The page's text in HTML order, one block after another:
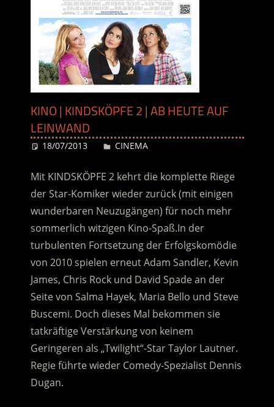
KINO | KINDSKÖPFE 2 | AB HEUTE AUF
LEINWAND
18/07/2013 Desiree
CINEMA
Mit KINDSKÖPFE 2 kehrt die komplette Riege
der Star-Komiker wieder zurück (mit einigen
wunderbaren Neuzugängen) für noch mehr
sommerlich witzigen Kino-Spaß.In der
turbulenten Fortsetzung der Erfolgskomödie
von 2010 spielen erneut Adam Sandler, Kevin
James, Chris Rock und David Spade an der
Seite von Salma Hayek, Maria Bello und Steve
Buscemi. Doch dieses Mal bekommen sie
tatkräftige Verstärkung von keinem
Geringeren als „Twilight“-Star Taylor Lautner.
Regie führte wieder Comedy-Spezialist Dennis
Dugan.